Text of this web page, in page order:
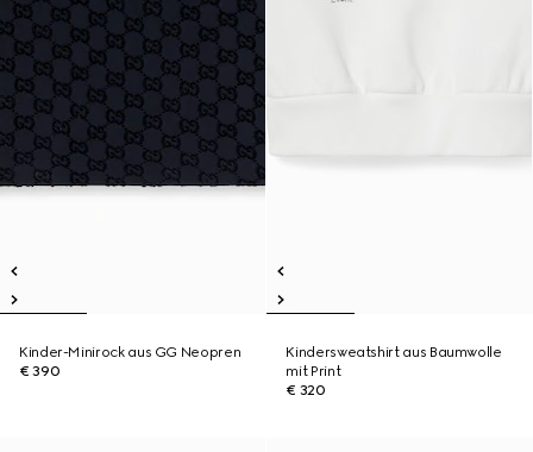
Kinder-Minirock aus GG Neopren
€ 390
Kindersweatshirt aus Baumwolle
mit Print
€ 320